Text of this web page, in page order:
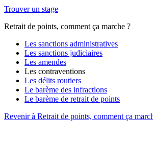
Trouver un stage
Retrait de points, comment ça marche ?
Les sanctions administratives
Les sanctions judiciaires
Les amendes
Les contraventions
Les délits routiers
Le barème des infractions
Le barème de retrait de points
Revenir à Retrait de points, comment ça